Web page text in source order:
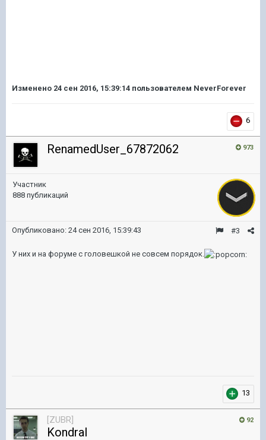
Изменено 24 сен 2016, 15:39:14 пользователем NeverForever
6
973
RenamedUser_67872062
Участник
888 публикаций
#3
Опубликовано: 24 сен 2016, 15:39:43
У них и на форуме с головешкой не совсем порядок.
13
92
[ZUBR]
KondraI